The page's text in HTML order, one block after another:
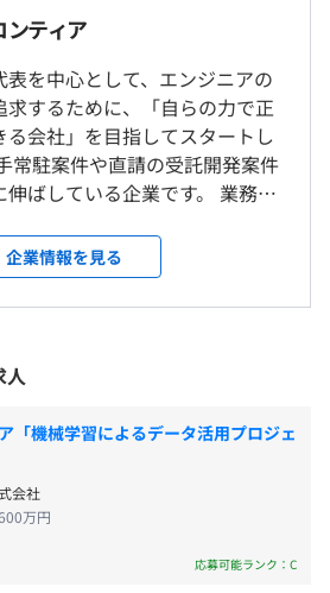
期CRM導入支援
構築、スマートデバイス対応や各種
～リリース対応（セキュリティ部分
、SSO（SAML2.0、Kerberos認
）
リリース対応～保守運用
ール/SMS/SNSなどの指定の形式で
信するオンプレミス/クラウド両対
がリモートでの勤務も実施していま
13分
時間は業務の都合により各々の
時間／月程度
）
訓練など）
上）
受験料補助、教材費用補助）
ティア
を中心として、エンジニアの
求するために、「自らの力で正
る会社」を目指してスタートし
常駐案件や直請の受託開発案件
している企業です。 業務系
・航空・メーカーなど、社会イ
い業界の案件を取り扱っていま
の上流工程から携わっていただ
だけます。 ・エンジニ
い！ ・さまざまな分野や技術
・社会インフラを支える技術に
後さらに注力されるセキュリテ
技術力を習得したい！ そう
あれば誰しも望む考えを、当
、
ているため、「一作業員」では
企業情報を見る
人
「機械学習によるデータ活用プロジェ
会社
万円
応募可能ランク：C